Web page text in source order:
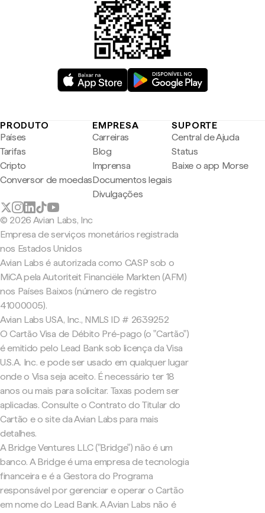
PRODUTO
Países
Tarifas
Cripto
Conversor de moedas
EMPRESA
Carreiras
Blog
Imprensa
Documentos legais
Divulgações
SUPORTE
Central de Ajuda
Status
Baixe o app Morse
© 2026 Avian Labs, Inc
Empresa de serviços monetários registrada
nos Estados Unidos
Avian Labs é autorizada como CASP sob o
MiCA pela Autoriteit Financiële Markten (AFM)
nos Países Baixos (número de registro
41000005).
Avian Labs USA, Inc., NMLS ID # 2639252
O Cartão Visa de Débito Pré-pago (o "Cartão")
é emitido pelo Lead Bank sob licença da Visa
U.S.A. Inc. e pode ser usado em qualquer lugar
onde o Visa seja aceito. É necessário ter 18
anos ou mais para solicitar. Taxas podem ser
aplicadas. Consulte o Contrato do Titular do
Cartão e o site da Avian Labs para mais
detalhes.
A Bridge Ventures LLC ("Bridge") não é um
banco. A Bridge é uma empresa de tecnologia
financeira e é a Gestora do Programa
responsável por gerenciar e operar o Cartão
em nome do Lead Bank. A Avian Labs não é